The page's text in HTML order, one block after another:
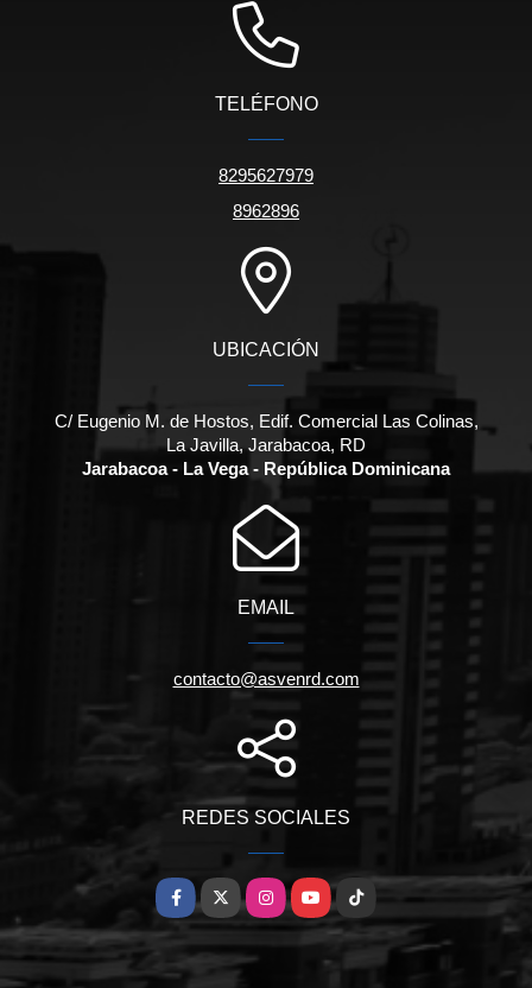
TELÉFONO
8295627979
8962896
UBICACIÓN
C/ Eugenio M. de Hostos, Edif. Comercial Las Colinas,
La Javilla, Jarabacoa, RD
Jarabacoa - La Vega - República Dominicana
EMAIL
contacto@asvenrd.com
REDES SOCIALES
Facebook
X InstagramYouTubeTikTok